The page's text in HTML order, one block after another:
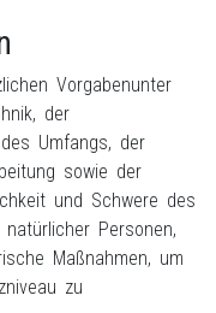
Vorgabenunter
der
Umfangs, der
sowie der
und Schwere des
Personen,
Maßnahmen, um
zu